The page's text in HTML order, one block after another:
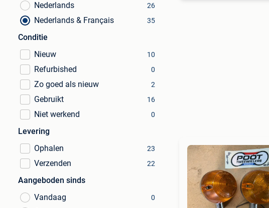
Nederlands 26
Nederlands & Français 35
Conditie
Nieuw
10
Refurbished 0
Zo goed als nieuw 2
Gebruikt 16
Niet werkend 0
Levering
Ophalen
23
Verzenden 22
Aangeboden sinds
Vandaag
0